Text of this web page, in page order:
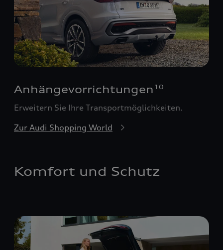
Anhängevorrichtungen 10
Erweitern Sie Ihre Transportmöglichkeiten.
Zur Audi Shopping World
Komfort und Schutz